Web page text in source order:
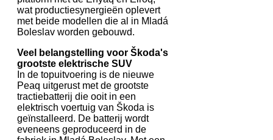
wat productiesynergieën oplevert
met beide modellen die al in Mladá
Boleslav worden gebouwd.
Veel belangstelling voor Škoda's
grootste elektrische SUV
In de topuitvoering is de nieuwe
Peaq uitgerust met de grootste
tractiebatterij die ooit in een
elektrisch voertuig van Škoda is
geïnstalleerd. De batterij wordt
eveneens geproduceerd in de